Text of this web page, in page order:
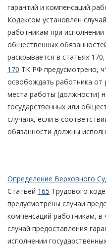
гарантий и компенсаций
Кодексом установлен
работникам при исполнении
общественных
раскрывается в статьях
170 ТК РФ предусмотрено,
освобождать работника от
места работы (должности)
государственных или
случаях, если в
обязанности должны
Определение Верховного
Статьей 165 Трудового
предусмотрены случаи
компенсаций работникам, в
случай предоставления
исполнении